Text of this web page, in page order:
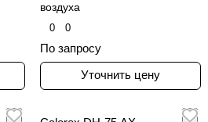
воздуха
0 0
По запросу
Уточнить цену